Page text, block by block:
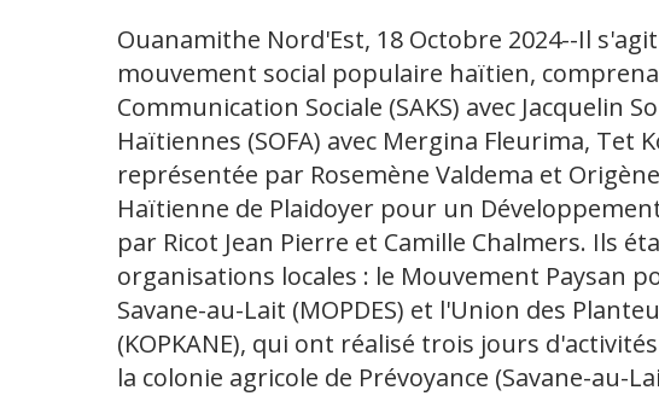
Ouanamithe Nord'Est, 18 Octobre 2024--Il
mouvement social populaire haïtien,
Communication Sociale (SAKS) avec Jacquelin
Haïtiennes (SOFA) avec Mergina Fleurima, Tet
représentée par Rosemène Valdema et
Haïtienne de Plaidoyer pour un
par Ricot Jean Pierre et Camille Chalmers. Ils
organisations locales : le Mouvement Paysan
Savane-au-Lait (MOPDES) et l'Union des
(KOPKANE), qui ont réalisé trois jours
la colonie agricole de Prévoyance (Savane-au-